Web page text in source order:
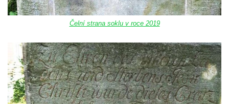
Kříž v centru Liběšic
Kříž na návsi v Chouči
Kříž na návsi v Lužici
Kříž na návsi v Dobrčicích
Kříž u domu čp. 3 v Chrámcích
Kříž u polní cesty severozápadně od Kozel
Čelní strana soklu v roce 2019